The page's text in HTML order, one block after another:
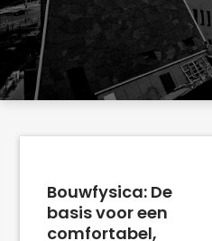
Bouwfysica: De
basis voor een
comfortabel,